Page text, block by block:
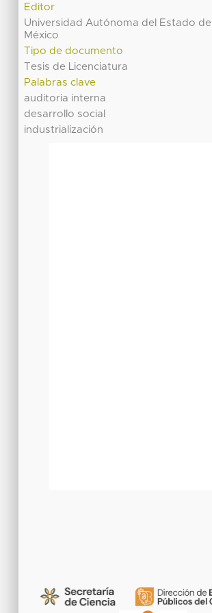
Editor
Universidad Autónoma del Estado de
México
Tipo de documento
Tesis de Licenciatura
Palabras clave
auditoria interna
desarrollo social
industrialización